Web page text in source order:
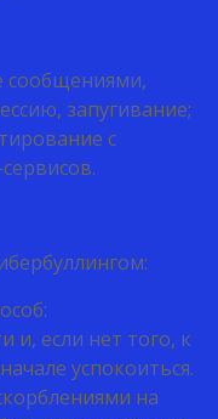
сообщениями,
запугивание;
с
и, если нет того, к
успокоиться.
на